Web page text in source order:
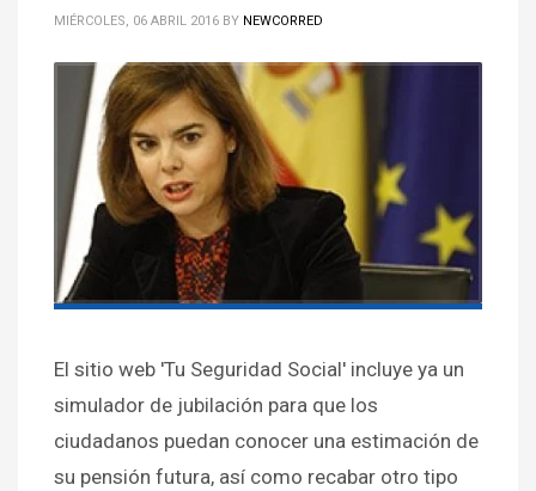
MIÉRCOLES, 06 ABRIL 2016 BY NEWCORRED
El sitio web 'Tu Seguridad Social' incluye ya un
simulador de jubilación para que los
ciudadanos puedan conocer una estimación de
su pensión futura, así como recabar otro tipo